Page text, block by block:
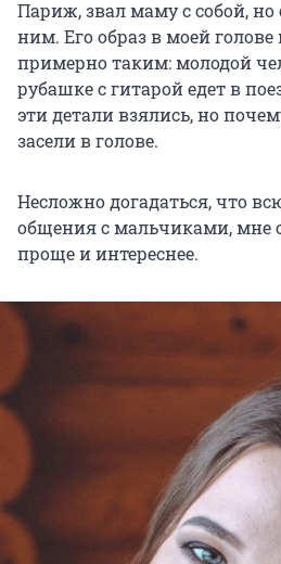
Париж, звал маму с собой, но
ним. Его образ в моей голове
примерно таким: молодой
рубашке с гитарой едет в
эти детали взялись, но
засели в голове.
Несложно догадаться, что
общения с мальчиками, мне
проще и интереснее.